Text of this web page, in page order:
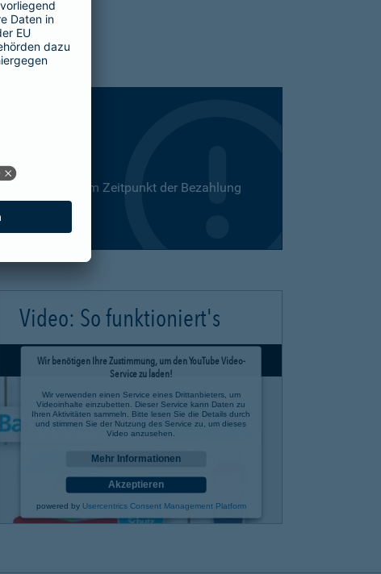
Dies kann zum Zeitpunkt der Bezahlung
Video: So funktioniert's
Wir benötigen Ihre Zustimmung, um den YouTube Video-
Service zu laden!
Wir verwenden einen Service eines Drittanbieters, um
Videoinhalte einzubetten. Dieser Service kann Daten zu
Ihren Aktivitäten sammeln. Bitte lesen Sie die Details durch
und stimmen Sie der Nutzung des Service zu, um dieses
Video anzusehen.
Mehr Informationen
Akzeptieren
powered by Usercentrics Consent Management Platform